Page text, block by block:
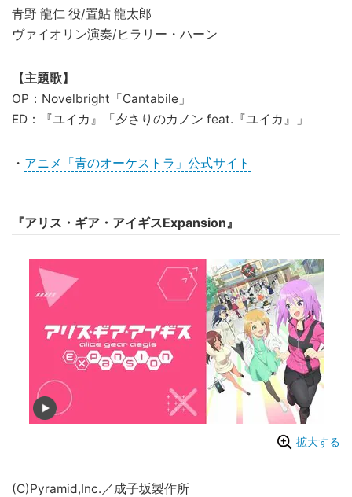
青野 龍仁 役/置鮎 龍太郎
ヴァイオリン演奏/ヒラリー・ハーン
【主題歌】
OP：Novelbright「Cantabile」
ED：『ユイカ』「夕さりのカノン feat.『ユイカ』」
・ アニメ「青のオーケストラ」公式サイト
『アリス・ギア・アイギスExpansion』
拡大する
(C)Pyramid,Inc.／成子坂製作所